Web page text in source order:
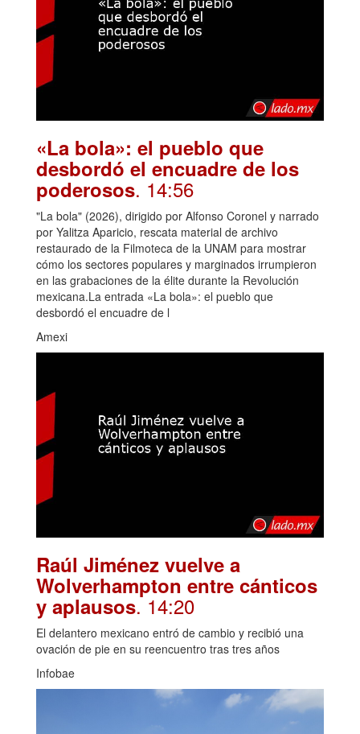
«La bola»: el pueblo que
desbordó el encuadre de los
poderosos. 14:56
"La bola" (2026), dirigido por Alfonso Coronel y narrado
por Yalitza Aparicio, rescata material de archivo
restaurado de la Filmoteca de la UNAM para mostrar
cómo los sectores populares y marginados irrumpieron
en las grabaciones de la élite durante la Revolución
mexicana.La entrada «La bola»: el pueblo que
desbordó el encuadre de l
Amexi
Raúl Jiménez vuelve a
Wolverhampton entre cánticos
y aplausos. 14:20
El delantero mexicano entró de cambio y recibió una
ovación de pie en su reencuentro tras tres años
Infobae